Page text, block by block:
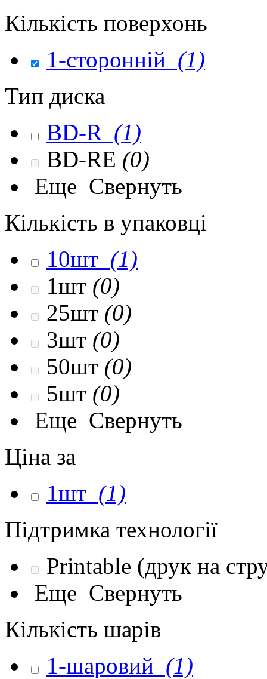
Кількість поверхонь
1-сторонній (1)
Тип диска
BD-R (1)
BD-RE (0)
Еще Свернуть
Кількість в упаковці
10шт (1)
1шт (0)
25шт (0)
3шт (0)
50шт (0)
5шт (0)
Еще Свернуть
Ціна за
1шт (1)
Підтримка технології
Printable (друк на
Еще Свернуть
Кількість шарів
1-шаровий (1)